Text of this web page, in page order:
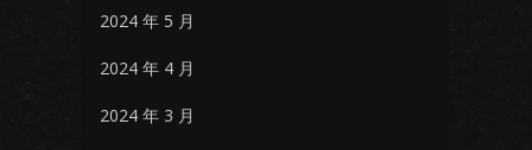
2024 年 5 月
2024 年 4 月
2024 年 3 月